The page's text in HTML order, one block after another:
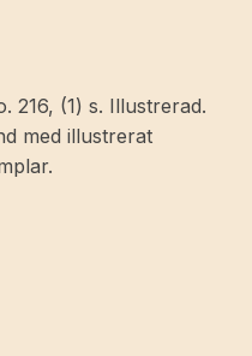
216, (1) s. Illustrerad.
med illustrerat